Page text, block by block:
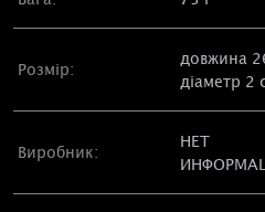
Розмір:
довжина
діаметр 2
Виробник:
НЕТ